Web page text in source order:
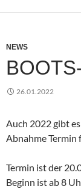
NEWS
26.01.2022
Auch 2022 gibt
Abnahme Termin
Termin ist der
Beginn ist ab 8